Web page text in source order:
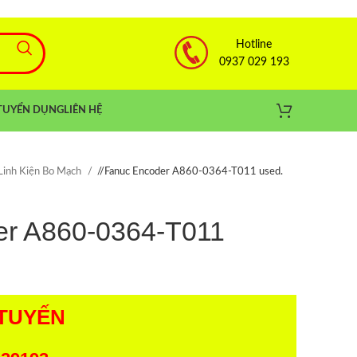
Hotline
0937 029 193
DỤNGLIÊN HỆ
Linh Kiện Bo Mạch / Fanuc Encoder A860-0364-T011 used.
A860-0364-T011